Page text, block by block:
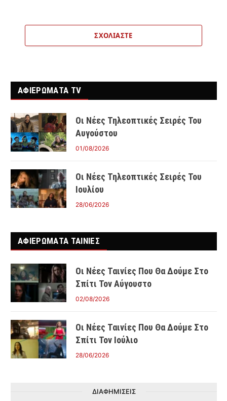
ΣΧΟΛΙΆΣΤΕ
ΑΦΙΕΡΩΜΑΤΑ TV
Οι Νέες Τηλεοπτικές Σειρές Του
Αυγούστου
01/08/2026
Οι Νέες Τηλεοπτικές Σειρές Του
Ιουλίου
28/06/2026
ΑΦΙΕΡΩΜΑΤΑ ΤΑΙΝΊΕΣ
Οι Νέες Ταινίες Που Θα Δούμε Στο
Σπίτι Τον Αύγουστο
02/08/2026
Οι Νέες Ταινίες Που Θα Δούμε Στο
Σπίτι Τον Ιούλιο
28/06/2026
ΔΙΑΦΗΜΙΣΕΙΣ